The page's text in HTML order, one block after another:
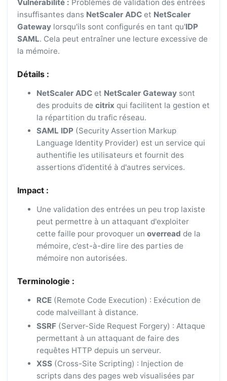
Vulnérabilité : Problèmes de validation des entrées
insuffisantes dans NetScaler ADC et NetScaler
Gateway lorsqu'ils sont configurés en tant qu'IDP
SAML. Cela peut entraîner une lecture excessive de
la mémoire.
Détails :
NetScaler ADCet NetScaler Gatewaysont
des produits de citrix qui facilitent la gestion et
la répartition du trafic réseau.
SAML IDP(Security Assertion Markup
Language Identity Provider) est un service qui
authentifie les utilisateurs et fournit des
assertions d'identité à d'autres services.
Impact :
Une validation des entrées un peu trop laxiste
peut permettre à un attaquant d'exploiter
cette faille pour provoquer un overread de la
mémoire, c’est-à-dire lire des parties de
mémoire non autorisées.
Terminologie :
RCE(Remote Code Execution) : Exécution de
code malveillant à distance.
SSRF(Server-Side Request Forgery) : Attaque
permettant à un attaquant de faire des
requêtes HTTP depuis un serveur.
XSS(Cross-Site Scripting) : Injection de
scripts dans des pages web visualisées par